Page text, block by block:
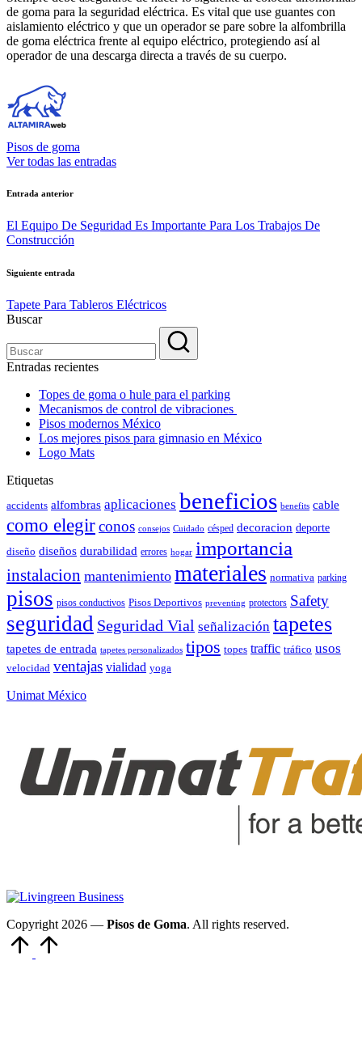
de goma para la seguridad eléctrica. Es vital que use guantes con
aislamiento eléctrico y que un operador se pare sobre la alfombrilla
de goma eléctrica frente al equipo eléctrico, protegiendo así al
operador de una descarga directa a través de su cuerpo.
Pisos de goma
Ver todas las entradas
Navegación
de
entradas
Entrada anterior
El Equipo De Seguridad Es Importante Para Los Trabajos De
Construcción
Siguiente entrada
Tapete Para Tableros Eléctricos
Buscar
Entradas recientes
Topes de goma o hule para el parking
Mecanismos de control de vibraciones
Pisos modernos México
Los mejores pisos para gimnasio en México
Logo Mats
Etiquetas
accidents alfombras aplicaciones beneficios benefits cable
como elegirconos consejos Cuidado césped decoracion deporte
diseño diseños durabilidad errores hogar importancia
instalacion mantenimiento materiales normativa parking
pisos pisos conductivos Pisos Deportivos preventing protectors Safety
seguridad Seguridad Vial señalización tapetes
tapetes de entrada tapetes personalizados tipos topes traffic tráfico usos
velocidad ventajas vialidad yoga
Unimat México
Copyright 2026 — Pisos de Goma. All rights reserved.